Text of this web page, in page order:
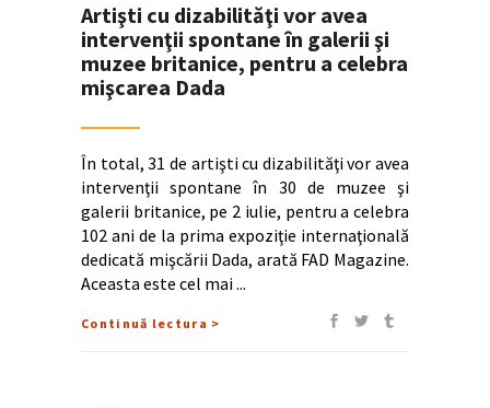
Artişti cu dizabilităţi vor avea
intervenţii spontane în galerii şi
muzee britanice, pentru a celebra
mişcarea Dada
În total, 31 de artişti cu dizabilităţi vor avea
intervenţii spontane în 30 de muzee şi
galerii britanice, pe 2 iulie, pentru a celebra
102 ani de la prima expoziţie internaţională
dedicată mişcării Dada, arată FAD Magazine.
Aceasta este cel mai
Continuă lectura >